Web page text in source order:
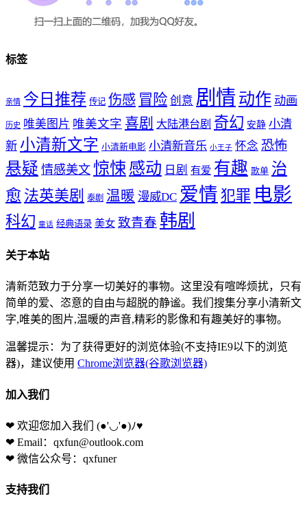
标签
亲情 今日推荐 传记 伤感 冒险 创意 剧情 动作 动画
历史 唯美图片 唯美文字 喜剧 大陆港台剧 奇幻 安静 小清
新 小清新文字 小清新电影 小清新音乐 小王子 怀念 恐怖
悬疑 情感美文 惊悚 感动 日剧 有爱 有趣 歌单 治
愈 法英美剧 泰剧 温暖 漫威DC 爱情 犯罪 电影
科幻 童话 经典语录 美女 致青春 韩剧
关于本站
清新范致力于分享一切美好的事物。这里没有喧哗烦扰，只有
简单的爱、恣意的自由与超脱的静谧。我们搜集分享小清新文
字,唯美的图片,温暖的声音,精彩的影像和有趣美好的事物。
温馨提示：为了获得更好的浏览体验(不支持IE9以下的浏览
器)，建议使用 Chrome浏览器(谷歌浏览器)
加入我们
❤ 欢迎您加入我们 (●'◡'●)ﾉ♥
❤ Email：qxfun@outlook.com
❤ 微信公众号：qxfuner
支持我们